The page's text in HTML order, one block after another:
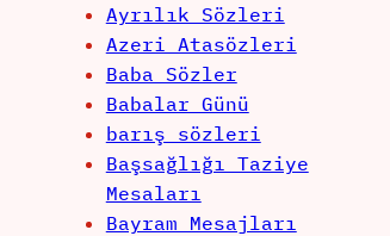
Ayrılık Sözleri
Azeri Atasözleri
Baba Sözler
Babalar Günü
barış sözleri
Başsağlığı Taziye
Mesaları
Bayram Mesajları